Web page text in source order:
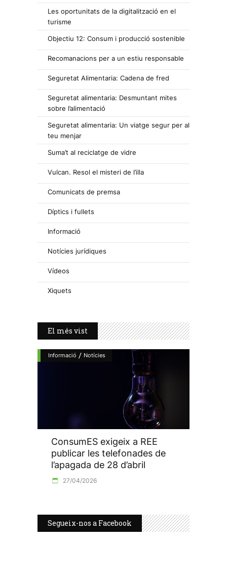
Les oportunitats de la digitalització en el
turisme
Objectiu 12: Consum i producció sostenible
Recomanacions per a un estiu responsable
Seguretat Alimentaria: Cadena de fred
Seguretat alimentaria: Desmuntant mites
sobre l’alimentació
Seguretat alimentaria: Un viatge segur per al
teu menjar
Suma’t al reciclatge de vidre
Vulcan. Resol el misteri de l’illa
Comunicats de premsa
Díptics i fullets
Informació
Notícies jurídiques
Vídeos
Xiquets
El més vist
Informació / Notícies
ConsumES exigeix a REE
publicar les telefonades de
l’apagada de 28 d’abril
27/04/2026
Segueix-nos a Facebook